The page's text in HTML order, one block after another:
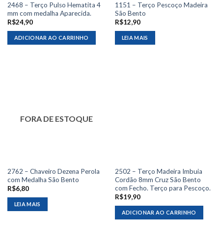
2468 – Terço Pulso Hematita 4
mm com medalha Aparecida.
R$24,90
ADICIONAR AO CARRINHO
1151 – Terço Pescoço Madeira
São Bento
R$12,90
LEIA MAIS
FORA DE ESTOQUE
2762 – Chaveiro Dezena Perola
com Medalha São Bento
R$6,80
LEIA MAIS
2502 – Terço Madeira Imbuia
Cordão 8mm Cruz São Bento
com Fecho. Terço para Pescoço.
R$19,90
ADICIONAR AO CARRINHO